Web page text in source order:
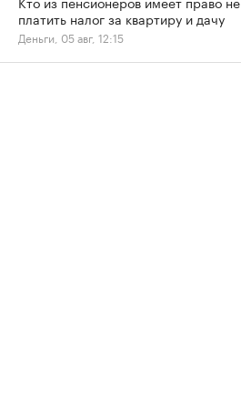
платить налог за квартиру и дачу
Деньги, 05 авг, 12:15